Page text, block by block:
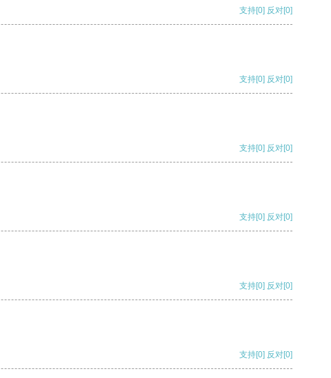
支持[0] 反对[0]
支持[0] 反对[0]
支持[0] 反对[0]
支持[0] 反对[0]
支持[0] 反对[0]
支持[0] 反对[0]